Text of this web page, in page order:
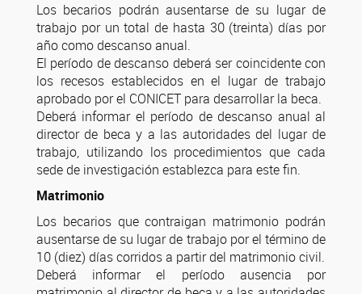
Los becarios podrán ausentarse de su lugar de
trabajo por un total de hasta 30 (treinta) días por
año como descanso anual.
El período de descanso deberá ser coincidente con
los recesos establecidos en el lugar de trabajo
aprobado por el CONICET para desarrollar la beca.
Deberá informar el período de descanso anual al
director de beca y a las autoridades del lugar de
trabajo, utilizando los procedimientos que cada
sede de investigación establezca para este fin.
Matrimonio
Los becarios que contraigan matrimonio podrán
ausentarse de su lugar de trabajo por el término de
10 (diez) días corridos a partir del matrimonio civil.
Deberá informar el período ausencia por